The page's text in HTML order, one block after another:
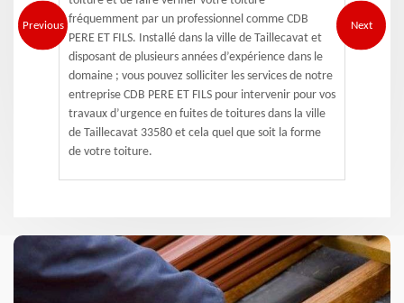
Previous fréquemment par un professionnel comme CDB
PERE ET FILS. Installé dans la ville de Taillecavat et
disposant de plusieurs années d’expérience dans le
domaine ; vous pouvez solliciter les services de notre
entreprise CDB PERE ET FILS pour intervenir pour vos
travaux d’urgence en fuites de toitures dans la ville
de Taillecavat 33580 et cela quel que soit la forme
de votre toiture.
Next